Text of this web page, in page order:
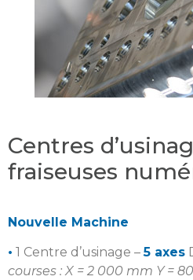
Centres
fraiseuses
Nouvelle Machine
• 1 Centre d’usinage –5 axes
courses : X = 2 000 mm Y =